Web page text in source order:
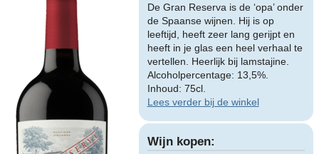
De Gran Reserva is de ‘opa’ onder
de Spaanse wijnen. Hij is op
leeftijd, heeft zeer lang gerijpt en
heeft in je glas een heel verhaal te
vertellen. Heerlijk bij lamstajine.
Alcoholpercentage: 13,5%.
Inhoud: 75cl.
Lees verder bij de winkel
Wijn kopen: